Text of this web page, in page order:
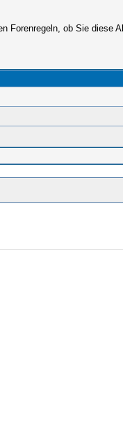
Forenregeln, ob Sie diese